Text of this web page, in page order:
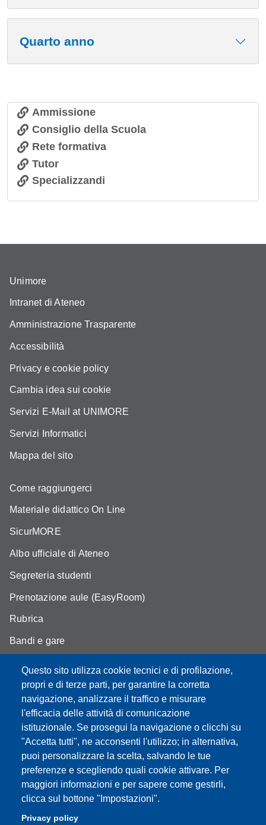
Quarto anno
Ammissione
Consiglio della Scuola
Rete formativa
Tutor
Specializzandi
Questo sito utilizza cookie tecnici e di profilazione,
propri e di terze parti, per garantire la corretta
navigazione, analizzare il traffico e misurare
l'efficacia delle attività di comunicazione
istituzionale. Se prosegui la navigazione o clicchi su
"Accetta tutti", ne acconsenti l'utilizzo; in alternativa,
puoi personalizzare la scelta, salvando le tue
preferenze e scegliendo quali cookie attivare. Per
maggiori informazioni e per sapere come gestirli,
clicca sul bottone "Impostazioni".
Privacy policy
Unimore
Intranet di Ateneo
Amministrazione Trasparente
Accessibilità
Privacy e cookie policy
Cambia idea sui cookie
Servizi E-Mail at UNIMORE
Servizi Informatici
Mappa del sito
Come raggiungerci
Materiale didattico On Line
SicurMORE
Albo ufficiale di Ateneo
Segreteria studenti
Prenotazione aule (EasyRoom)
Rubrica
Bandi e gare
Partita IVA: 00427620364
Dipartimento di Scienze della Vita
Sede di Modena: Via Campi 287 - 41125 Modena
Tel. 059 2055140 - 059 2055144 - 059 2058527
Sede di Reggio Emilia: Via Amendola 2 (Padiglione Besta) -
42122 Reggio Emilia
E-mail: direttore.scienzevita@unimore.it